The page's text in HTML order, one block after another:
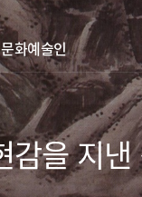
화예술인
감을 지